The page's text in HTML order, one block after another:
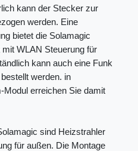
kann der Stecker zur
werden. Eine
bietet die Solamagic
WLAN Steuerung für
kann auch eine Funk
werden. in
erreichen Sie damit
sind Heizstrahler
für außen. Die Montage